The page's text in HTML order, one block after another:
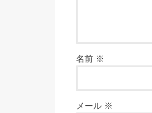
名前 ※
メール ※